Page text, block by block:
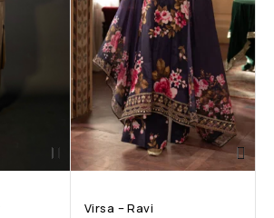
Virsa – Ravi